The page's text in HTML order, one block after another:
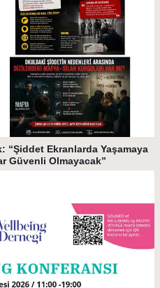
“Şiddet Ekranlarda Yaşamaya
Güvenli Olmayacak”